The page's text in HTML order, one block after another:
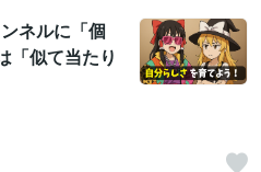
ネルに「個
「似て当たり
画を投稿で
えたコツと